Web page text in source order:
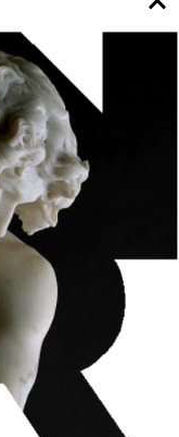
partilham na
que a
riqueza
pela vontade
Arte e Saúde
Soares dos
António, com
da Mota e
de Figueiredo –
pela Associação
como
das entidades
MNSR, a Unidade
agrega: Hospital
Norte Albino
de Magalhães,